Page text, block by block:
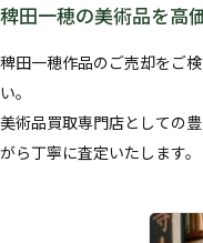
稗田一穂の美術品を高
稗田一穂作品のご売却をご
い。
美術品買取専門店としての
がら丁寧に査定いたします。